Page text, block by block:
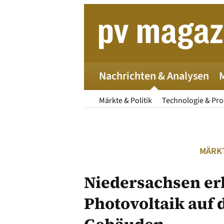
Nachrichten & Analysen
Märkte & Politik Technologie &
Niedersachsen
Photovoltaik auf
Die